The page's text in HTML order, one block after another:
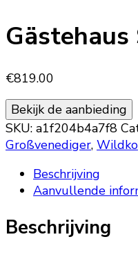
€819.00
Bekijk de aanbieding
SKU: a1f204b4a7f8
Großvenediger,
Beschrijving
Aanvullende
Beschrijving